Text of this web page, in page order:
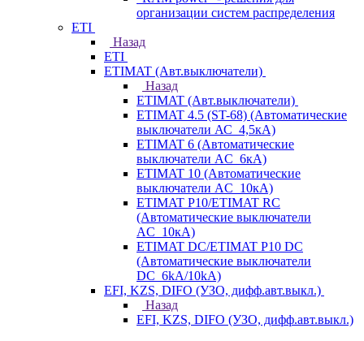
организации систем распределения
ETI
Назад
ETI
ETIMAT (Авт.выключатели)
Назад
ETIMAT (Авт.выключатели)
ETIMAT 4.5 (ST-68) (Автоматические
выключатели АС_4,5кА)
ETIMAT 6 (Автоматические
выключатели AC_6кА)
ETIMAT 10 (Автоматические
выключатели AC_10кА)
ETIMAT P10/ETIMAT RC
(Автоматические выключатели
AC_10кА)
ETIMAT DC/ETIMAT P10 DC
(Автоматические выключатели
DC_6kA/10kA)
EFI, KZS, DIFO (УЗО, дифф.авт.выкл.)
Назад
EFI, KZS, DIFO (УЗО, дифф.авт.выкл.)